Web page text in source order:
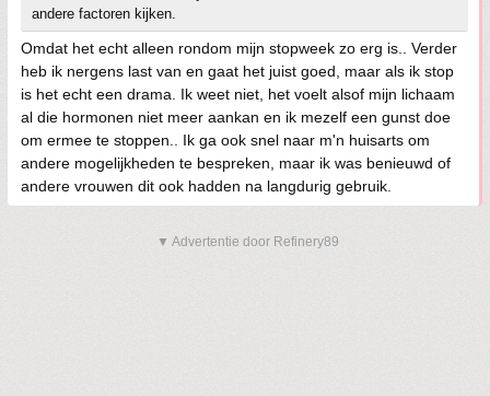
andere factoren kijken.
Omdat het echt alleen rondom mijn stopweek zo erg is.. Verder
heb ik nergens last van en gaat het juist goed, maar als ik stop
is het echt een drama. Ik weet niet, het voelt alsof mijn lichaam
al die hormonen niet meer aankan en ik mezelf een gunst doe
om ermee te stoppen.. Ik ga ook snel naar m'n huisarts om
andere mogelijkheden te bespreken, maar ik was benieuwd of
andere vrouwen dit ook hadden na langdurig gebruik.
▼ Advertentie door Refinery89